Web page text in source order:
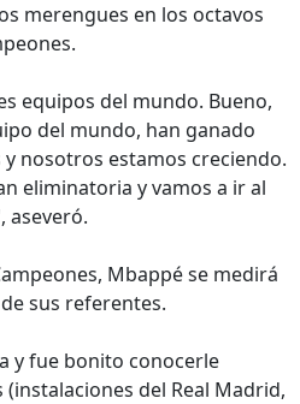
merengues en los octavos
equipos del mundo. Bueno,
del mundo, han ganado
nosotros estamos creciendo.
eliminatoria y vamos a ir al
aseveró.
Mbappé se medirá
sus referentes.
y fue bonito conocerle
del Real Madrid,